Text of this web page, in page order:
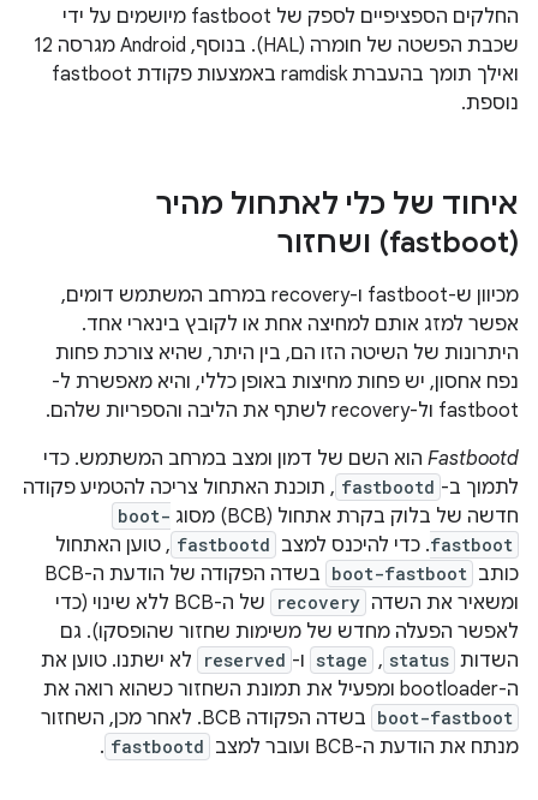
החלקים הספציפיים לספק של fastboot מיושמים על ידי
שכבת הפשטה של חומרה (HAL). בנוסף, Android מגרסה 12
ואילך תומך בהעברת ramdisk באמצעות פקודת fastboot
נוספת.
איחוד של כלי לאתחול מהיר
(fastboot) ושחזור
מכיוון ש-fastboot ו-recovery במרחב המשתמש דומים,
אפשר למזג אותם למחיצה אחת או לקובץ בינארי אחד.
היתרונות של השיטה הזו הם, בין היתר, שהיא צורכת פחות
נפח אחסון, יש פחות מחיצות באופן כללי, והיא מאפשרת ל-
fastboot ול-recovery לשתף את הליבה והספריות שלהם.
Fastbootd הוא השם של דמון ומצב במרחב המשתמש. כדי
לתמוך ב- fastbootd , תוכנת האתחול צריכה להטמיע פקודה
חדשה של בלוק בקרת אתחול (BCB) מסוג
boot-
fastboot. כדי להיכנס למצב fastbootd , טוען האתחול
כותב boot-fastboot
בשדה הפקודה של הודעת ה-BCB
ומשאיר את השדה recovery
של ה-BCB ללא שינוי (כדי
לאפשר הפעלה מחדש של משימות שחזור שהופסקו). גם
השדות status
,‏
stage ו- reserved
לא ישתנו. טוען את
ה-bootloader ומפעיל את תמונת השחזור כשהוא רואה את
boot-fastboot
בשדה הפקודה BCB. לאחר מכן, השחזור
מנתח את הודעת ה-BCB ועובר למצב
fastbootd
.